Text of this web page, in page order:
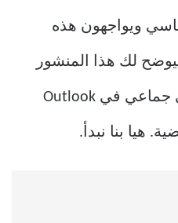
ويواجهون هذه
لك هذا المنشور
كيفية إنشاء بريد إلكتروني جماعي في Outlook
هيا بنا نبدأ.